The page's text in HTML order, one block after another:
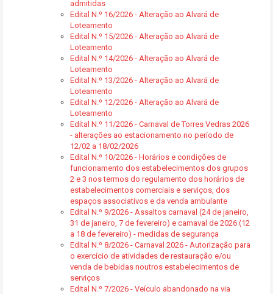
admitidas
Edital N.º 16/2026 - Alteração ao Alvará de
Loteamento
Edital N.º 15/2026 - Alteração ao Alvará de
Loteamento
Edital N.º 14/2026 - Alteração ao Alvará de
Loteamento
Edital N.º 13/2026 - Alteração ao Alvará de
Loteamento
Edital N.º 12/2026 - Alteração ao Alvará de
Loteamento
Edital N.º 11/2026 - Carnaval de Torres Vedras 2026
- alterações ao estacionamento no período de
12/02 a 18/02/2026
Edital N.º 10/2026 - Horários e condições de
funcionamento dos estabelecimentos dos grupos
2 e 3 nos termos do regulamento dos horários de
estabelecimentos comerciais e serviços, dos
espaços associativos e da venda ambulante
Edital N.º 9/2026 - Assaltos carnaval (24 de janeiro,
31 de janeiro, 7 de fevereiro) e carnaval de 2026 (12
a 18 de fevereiro) - medidas de segurança
Edital N.º 8/2026 - Carnaval 2026 - Autorização para
o exercício de atividades de restauração e/ou
venda de bebidas noutros estabelecimentos de
serviços
Edital N.º 7/2026 - Veículo abandonado na via